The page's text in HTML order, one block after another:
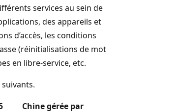
services au sein de
des appareils et
d’accès, les conditions
(réinitialisations de mot
en libre-service, etc.
suivants.
Chine gérée par